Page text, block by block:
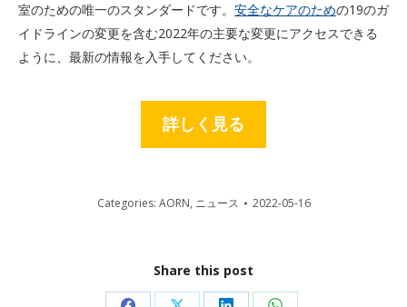
室のための唯一のスタンダードです。 安全なケアのための19のガ
イドラインの変更を含む2022年の主要な変更にアクセスできる
ように、最新の情報を入手してください。
詳しく見る
Categories: AORN, ニュース 2022-05-16
Share this post